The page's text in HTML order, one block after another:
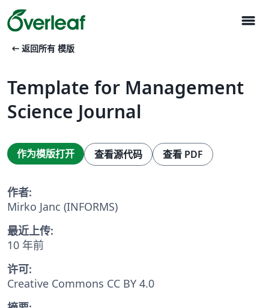
menu
arrow_left_alt 返回所有 模版
Template for Management
Science Journal
作为模版打开 查看源代码 查看 PDF
作者:
Mirko Janc (INFORMS)
最近上传:
10 年前
许可:
Creative Commons CC BY 4.0